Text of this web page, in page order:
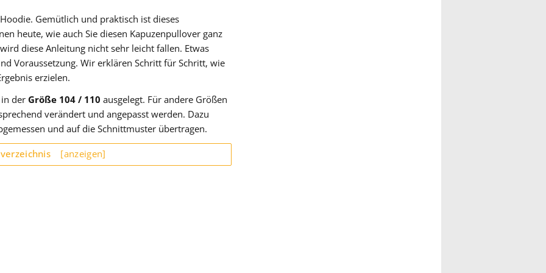
Gemütlich und praktisch ist dieses
heute, wie auch Sie diesen Kapuzenpullover ganz
diese Anleitung nicht sehr leicht fallen. Etwas
Voraussetzung. Wir erklären Schritt für Schritt, wie
erzielen.
der Größe 104 / 110 ausgelegt. Für andere Größen
verändert und angepasst werden. Dazu
und auf die Schnittmuster übertragen.
[anzeigen]